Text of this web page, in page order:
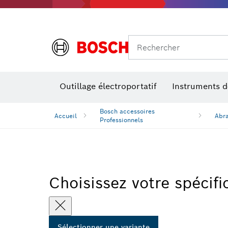
Rechercher
Outillage électroportatif Instruments
Accueil
Bosch accessoires
Professionnels
Choisissez votre